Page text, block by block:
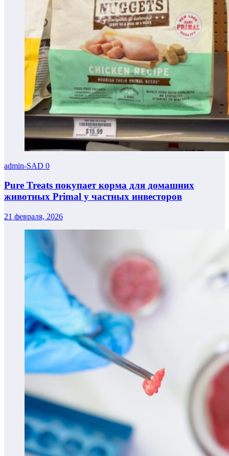
admin-SAD 0
Pure Treats покупает корма для домашних
животных Primal у частных инвесторов
21 февраля, 2026